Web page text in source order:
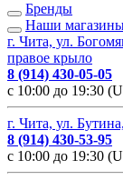
Бренды
Наши
г. Чита, ул.
правое крыло
8 (914) 430-05-05
с 10:00 до 19:30
г. Чита, ул.
8 (914) 430-53-95
с 10:00 до 19:30